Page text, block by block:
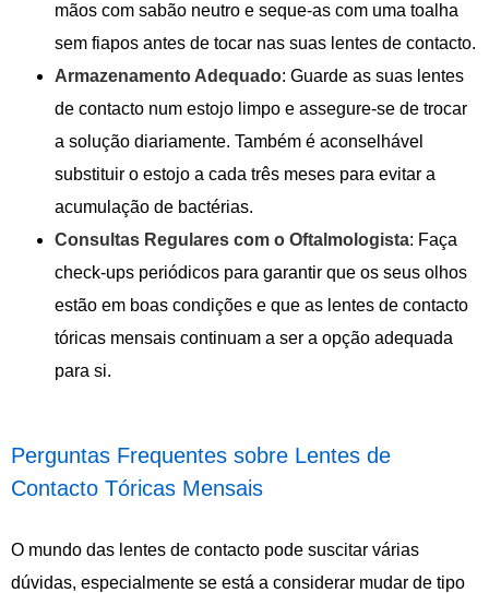
mãos com sabão neutro e seque-as com uma toalha
sem fiapos antes de tocar nas suas lentes de contacto.
Armazenamento Adequado: Guarde as suas lentes
de contacto num estojo limpo e assegure-se de trocar
a solução diariamente. Também é aconselhável
substituir o estojo a cada três meses para evitar a
acumulação de bactérias.
Consultas Regulares com o Oftalmologista: Faça
check-ups periódicos para garantir que os seus olhos
estão em boas condições e que as lentes de contacto
tóricas mensais continuam a ser a opção adequada
para si.
Perguntas Frequentes sobre Lentes de
Contacto Tóricas Mensais
O mundo das lentes de contacto pode suscitar várias
dúvidas, especialmente se está a considerar mudar de tipo